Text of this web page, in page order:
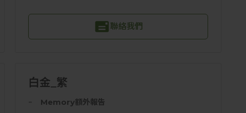
聯絡我們
白金_繁
Memory額外報告